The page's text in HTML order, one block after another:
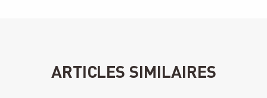
ARTICLES SIMILAIRES